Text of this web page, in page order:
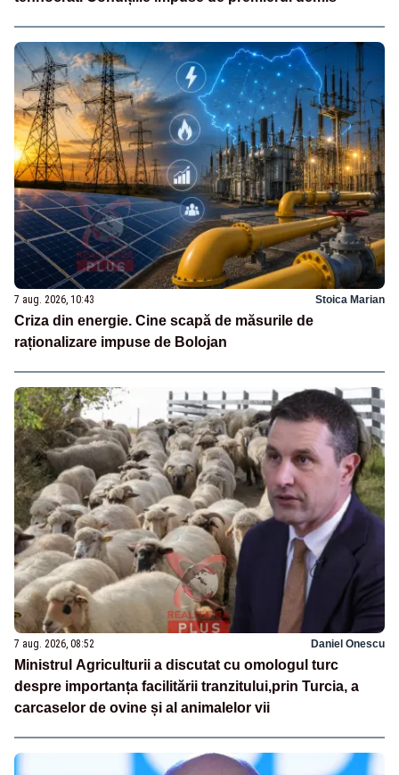
7 aug. 2026, 10:43 Stoica Marian
Criza din energie. Cine scapă de măsurile de
raționalizare impuse de Bolojan
7 aug. 2026, 08:52 Daniel Onescu
Ministrul Agriculturii a discutat cu omologul turc
despre importanța facilitării tranzitului,prin Turcia, a
carcaselor de ovine și al animalelor vii